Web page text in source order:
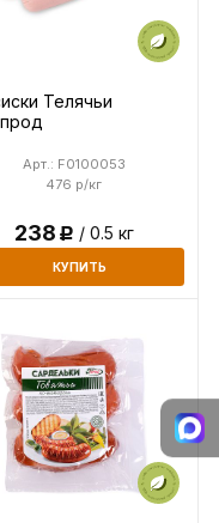
Телячьи
476 р/кг
Арт.: F0100053
238Р / 0.5 кг
КУПИТЬ